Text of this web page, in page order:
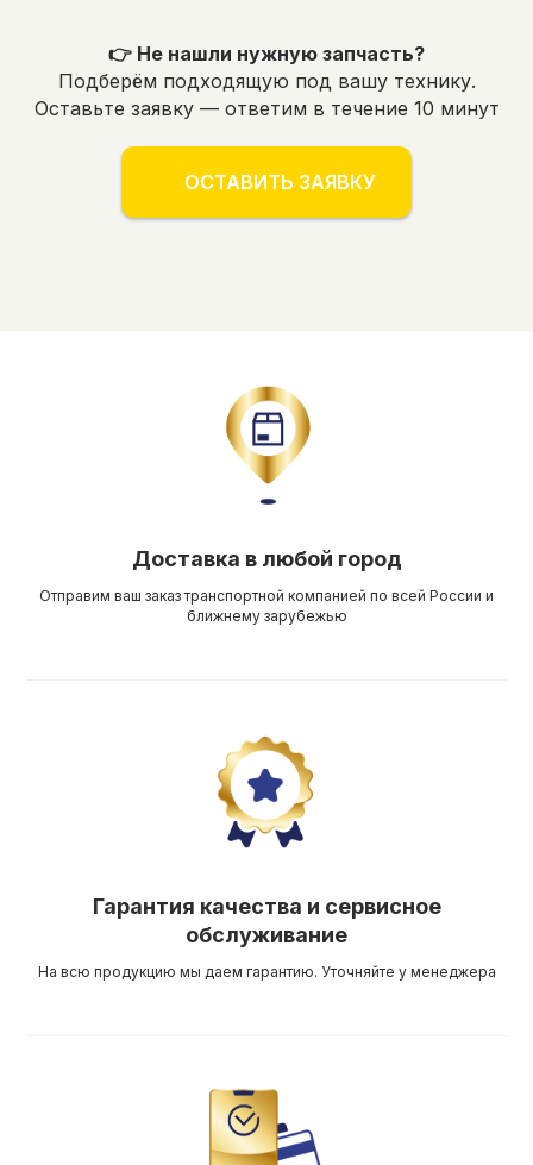
👉 Не нашли нужную запчасть?
Подберём подходящую под вашу технику.
Оставьте заявку — ответим в течение 10 минут
ОСТАВИТЬ ЗАЯВКУ
Доставка в любой город
Отправим ваш заказ транспортной компанией по всей России и
ближнему зарубежью
Гарантия качества и сервисное
обслуживание
На всю продукцию мы даем гарантию. Уточняйте у менеджера